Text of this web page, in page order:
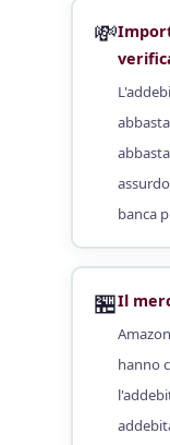
💸
banca
🏪Il
hanno